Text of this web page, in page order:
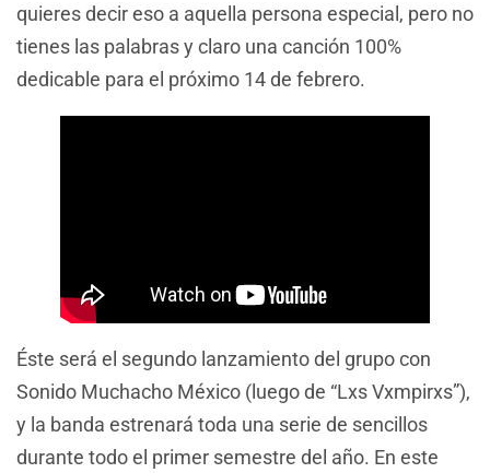
quieres decir eso a aquella persona especial, pero no
tienes las palabras y claro una canción 100%
dedicable para el próximo 14 de febrero.
Éste será el segundo lanzamiento del grupo con
Sonido Muchacho México (luego de “Lxs Vxmpirxs”),
y la banda estrenará toda una serie de sencillos
durante todo el primer semestre del año. En este